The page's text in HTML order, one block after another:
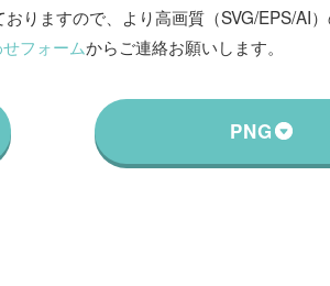
りますので、より高画質（SVG/EPS/AI
フォームからご連絡お願いします。
PNG